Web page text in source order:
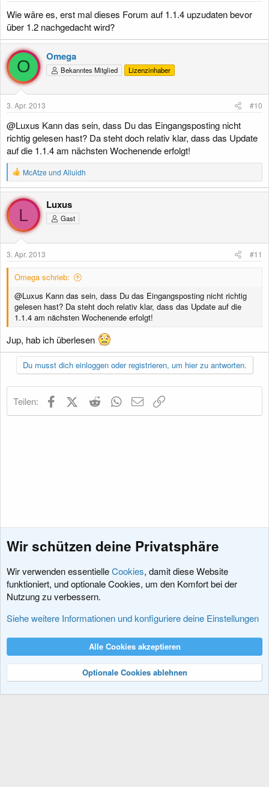
Wie wäre es, erst mal dieses Forum auf 1.1.4 upzudaten bevor
über 1.2 nachgedacht wird?
O
Omega
Bekanntes Mitglied Lizenzinhaber
3. Apr. 2013 #10
@Luxus Kann das sein, dass Du das Eingangsposting nicht
richtig gelesen hast? Da steht doch relativ klar, dass das Update
auf die 1.1.4 am nächsten Wochenende erfolgt!
R
e
a
k
i
o
n
n
McAtze und Alluidh
L
Luxus
Gast
3. Apr. 2013 #11
Omega schrieb:
@Luxus Kann das sein, dass Du das Eingangsposting nicht richtig
gelesen hast? Da steht doch relativ klar, dass das Update auf die
1.1.4 am nächsten Wochenende erfolgt!
Jup, hab ich überlesen
Du musst dich einloggen oder registrieren, um hier zu antworten.
Teilen: FacebookX (Twitter)
Reddit WhatsApp
E-Mail
Feedback zu xenDACH
Nutzungsbedingungen Datenschutz
R
Community platform by XenForo® © 2010-2024 XenForo Ltd.
Wir schützen deine Privatsphäre
Wir verwenden essentielleCookies, damit diese Website
funktioniert, und optionale Cookies, um den Komfort bei der
Nutzung zu verbessern.
Siehe weitere Informationen und konfiguriere deine Einstellungen
Alle Cookies akzeptieren
Optionale Cookies ablehnen